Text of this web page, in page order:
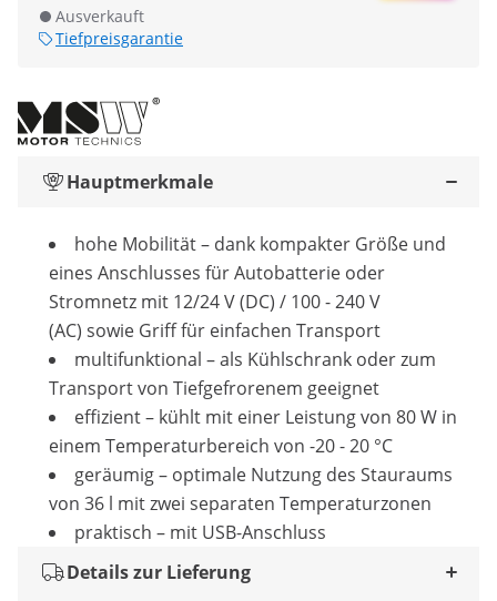
Ausverkauft
Tiefpreisgarantie
Hauptmerkmale
hohe Mobilität – dank kompakter Größe und
eines Anschlusses für Autobatterie oder
Stromnetz mit 12/24 V (DC) / 100 - 240 V
(AC) sowie Griff für einfachen Transport
multifunktional – als Kühlschrank oder zum
Transport von Tiefgefrorenem geeignet
effizient – kühlt mit einer Leistung von 80 W in
einem Temperaturbereich von -20 - 20 °C
geräumig – optimale Nutzung des Stauraums
von 36 l mit zwei separaten Temperaturzonen
praktisch – mit USB-Anschluss
Details zur Lieferung